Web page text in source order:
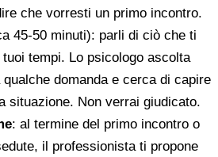
che vorresti un primo incontro.
45-50 minuti): parli di ciò che ti
tempi. Lo psicologo ascolta
domanda e cerca di capire
situazione. Non verrai giudicato.
: al termine del primo incontro o
il professionista ti propone